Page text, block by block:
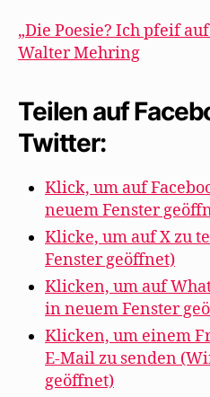
„Die Poesie? Ich pfeif
Walter Mehring
Teilen auf
Twitter:
Klick, um auf
neuem Fenster
Klicke, um auf X zu
Fenster geöffnet)
Klicken, um auf
in neuem Fenster
Klicken, um einem
E-Mail zu senden
geöffnet)